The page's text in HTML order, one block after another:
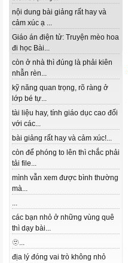
nội dung bài giảng rất hay và
cảm xúc ạ ...
Giáo án điện tử: Truyện mèo hoa
đi học Bài...
còn ở nhà thì đúng là phải kiên
nhẫn rèn...
kỹ năng quan trọng, rõ ràng ở
lớp bé tự...
tài liệu hay, tính giáo dục cao đối
với các...
bài giảng rất hay và cảm xúc!...
còn để phóng to lên thì chắc phải
tải file...
mình vẫn xem được bình thường
mà...
...
các bạn nhỏ ở những vùng quê
thì dạy bài...
🫥...
địa lý đóng vai trò không nhỏ